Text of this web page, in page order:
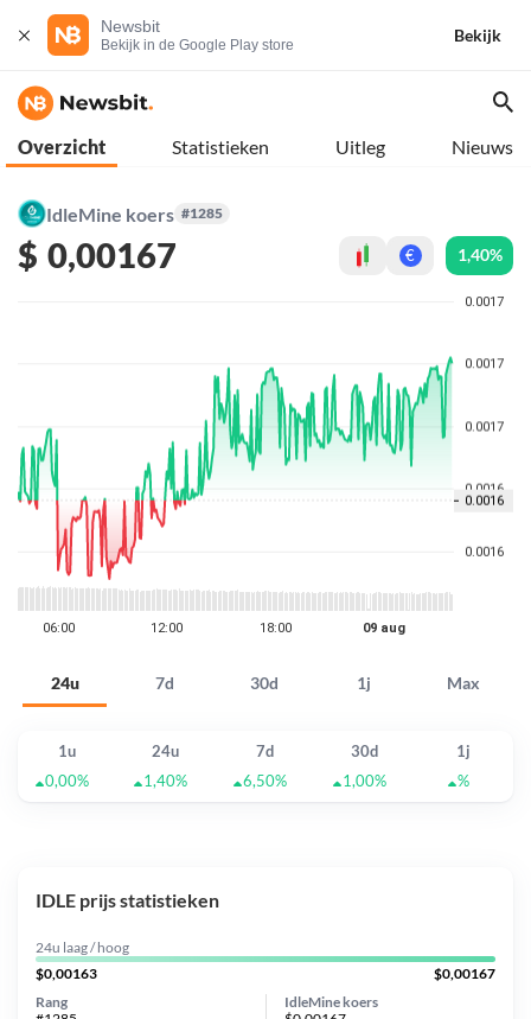
Newsbit
Bekijk in de Google Play store
Bekijk
Overzicht Statistieken Uitleg Nieuws
IdleMine koers #1285
$ 0,00167 € 1,40%
24u 7d 30d 1j Max
1u 24u 7d 30d
1j
0,00%
1,40% 6,50% 1,00% %
IDLE prijs statistieken
24u laag / hoog
$0,00163
$0,00167
IdleMine koers
Rang